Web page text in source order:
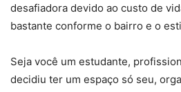
desafiadora devido ao custo de
bastante conforme o bairro e o
Seja você um estudante,
decidiu ter um espaço só seu,